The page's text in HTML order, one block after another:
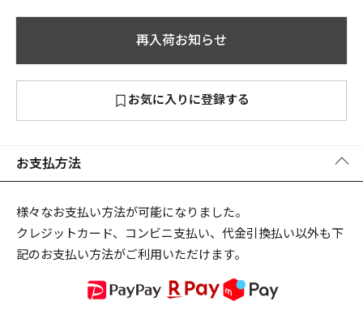
2026NEW PRODUCTS
新作
リセット この内容で検索する
再入荷お知らせ
お気に入りに登録する
お支払方法
様々なお支払い方法が可能になりました。
クレジットカード、コンビニ支払い、代金引換払い以外も下
記のお支払い方法がご利用いただけます。